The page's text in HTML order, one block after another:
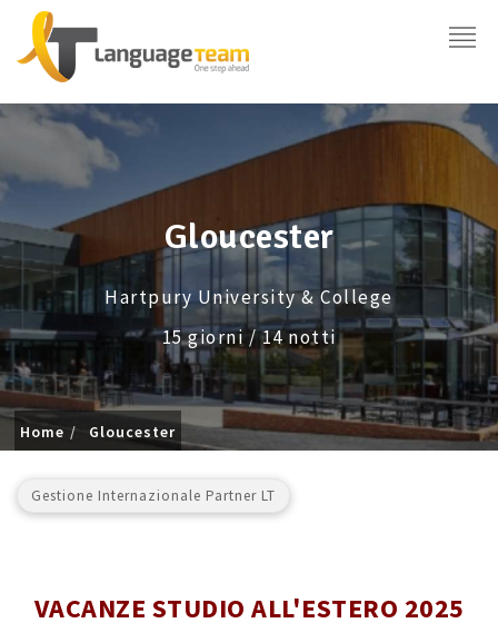
Gloucester
Hartpury University & College
15 giorni / 14 notti
Home Gloucester
Gestione Internazionale Partner LT
VACANZE STUDIO ALL'ESTERO 2025